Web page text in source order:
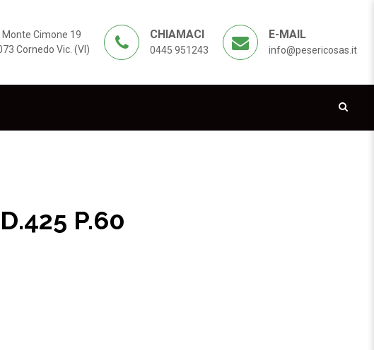
Monte Cimone 19
Cornedo Vic. (VI)
CHIAMACI
0445 951243
E-MAIL
info@pesericosas.it
P.60